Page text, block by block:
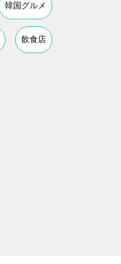
韓国グルメ
飲食店